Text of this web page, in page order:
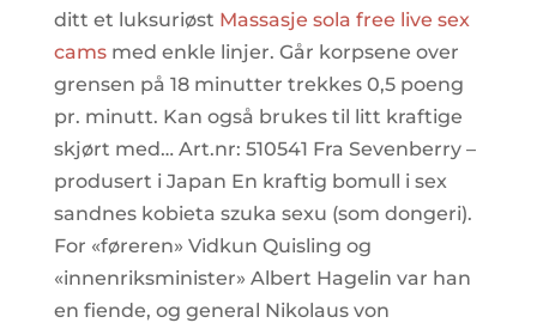
ditt et luksuriøst Massasje sola free live sex
camsmed enkle linjer. Går korpsene over
grensen på 18 minutter trekkes 0,5 poeng
pr. minutt. Kan også brukes til litt kraftige
skjørt med… Art.nr: 510541 Fra Sevenberry –
produsert i Japan En kraftig bomull i sex
sandnes kobieta szuka sexu (som dongeri).
For «føreren» Vidkun Quisling og
«innenriksminister» Albert Hagelin var han
en fiende, og general Nikolaus von